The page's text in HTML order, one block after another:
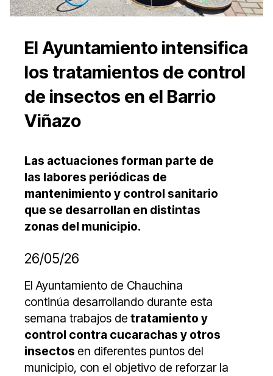
El Ayuntamiento intensifica
los tratamientos de control
de insectos en el Barrio
Viñazo
Las actuaciones forman parte de
las labores periódicas de
mantenimiento y control sanitario
que se desarrollan en distintas
zonas del municipio.
26/05/26
El Ayuntamiento de Chauchina
continúa desarrollando durante esta
semana trabajos de tratamiento y
control contra cucarachas y otros
insectos en diferentes puntos del
municipio, con el objetivo de reforzar la